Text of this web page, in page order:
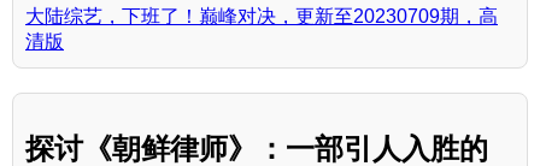
大陆综艺，下班了！巅峰对决，更新至20230709期，高
清版
探讨《朝鲜律师》：一部引人入胜的